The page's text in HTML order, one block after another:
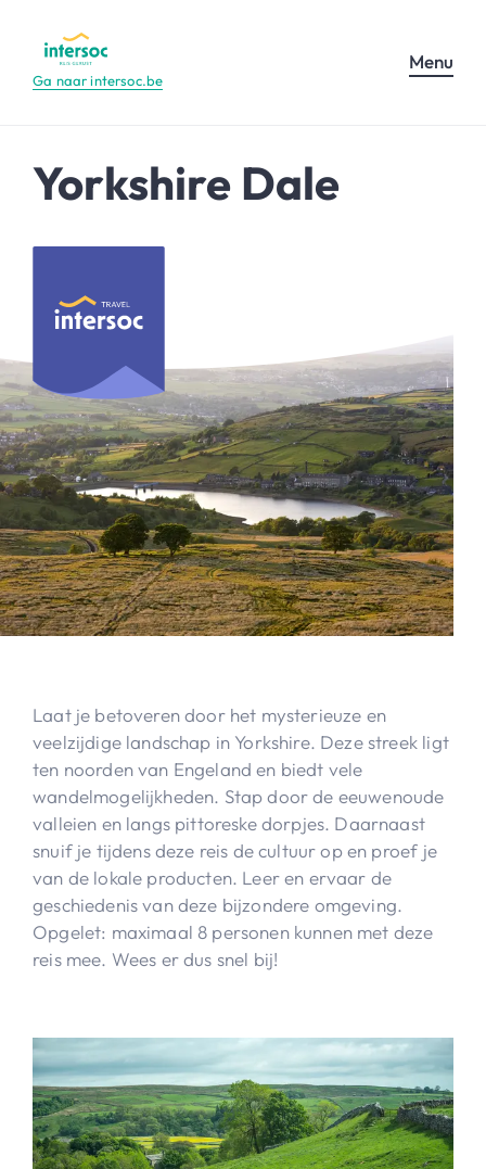
Ga naar intersoc.be
Menu
Yorkshire Dale
Laat je betoveren door het mysterieuze en
veelzijdige landschap in Yorkshire. Deze streek ligt
ten noorden van Engeland en biedt vele
wandelmogelijkheden. Stap door de eeuwenoude
valleien en langs pittoreske dorpjes. Daarnaast
snuif je tijdens deze reis de cultuur op en proef je
van de lokale producten. Leer en ervaar de
geschiedenis van deze bijzondere omgeving.
Opgelet: maximaal 8 personen kunnen met deze
reis mee. Wees er dus snel bij!